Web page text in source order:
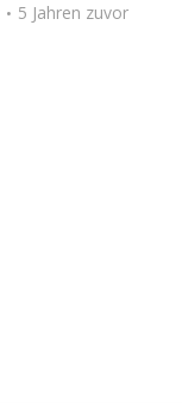
5 Jahren zuvor